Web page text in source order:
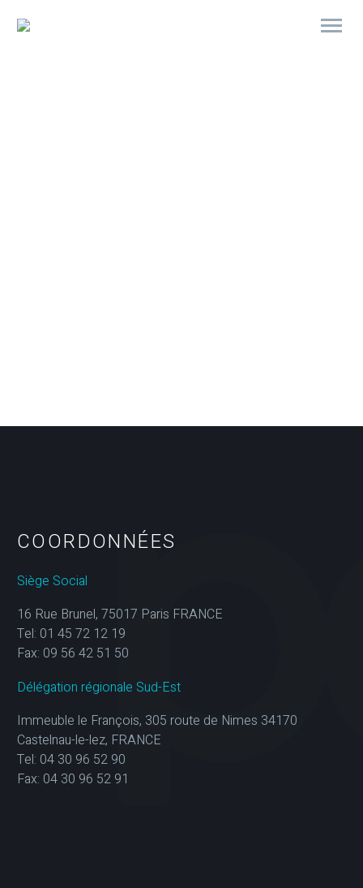
COORDONNÉES
Siège Social
16 Rue Brunel, 75017 Paris FRANCE
Tel: 01 45 72 12 19
Fax: 09 56 42 51 50
Délégation régionale Sud-Est
Immeuble le François, 305 route de Nimes 34170
Castelnau-le-lez, FRANCE
Tel: 04 30 96 52 90
Fax: 04 30 96 52 91